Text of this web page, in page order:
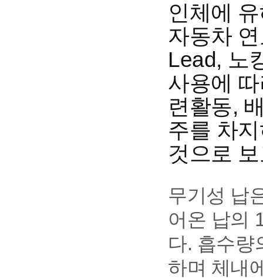
인체에
자동차
Lead, 노
사용에
련활동,
주를 차
것으로
무기성 납
어온 납의
다. 흡수량
하며 체내